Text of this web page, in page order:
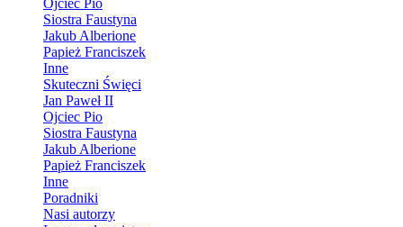
Ojciec Pio
Siostra Faustyna
Jakub Alberione
Papież Franciszek
Inne
Skuteczni Święci
Jan Paweł II
Ojciec Pio
Siostra Faustyna
Jakub Alberione
Papież Franciszek
Inne
Poradniki
Nasi autorzy